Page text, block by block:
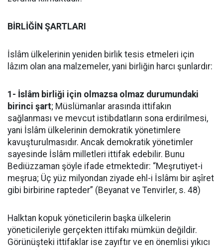
BİRLİĞİN ŞARTLARI
İslâm ülkelerinin yeniden birlik tesis etmeleri için
lâzım olan ana malzemeler, yani birliğin harcı şunlardır:
1- İslâm birliği için olmazsa olmaz durumundaki
birinci şart; Müslümanlar arasında ittifakın
sağlanması ve mevcut istibdatların sona erdirilmesi,
yani İslâm ülkelerinin demokratik yönetimlere
kavuşturulmasıdır. Ancak demokratik yönetimler
sayesinde İslâm milletleri ittifak edebilir. Bunu
Bediüzzaman şöyle ifade etmektedir: “Meşrutiyet-i
meşrua; Üç yüz milyondan ziyade ehl-i İslâmı bir aşîret
gibi birbirine rapteder” (Beyanat ve Tenvirler, s. 48)
Halktan kopuk yöneticilerin başka ülkelerin
yöneticileriyle gerçekten ittifakı mümkün değildir.
Görünüşteki ittifaklar ise zayıftır ve en önemlisi yıkıcı